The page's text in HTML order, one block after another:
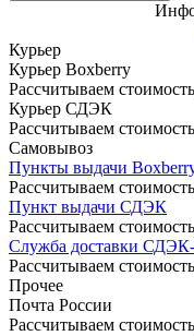
Курьер
Курьер Boxberry
Рассчитываем
Курьер СДЭК
Рассчитываем
Самовывоз
Пункты выдачи
Рассчитываем
Пункт выдачи СДЭК
Рассчитываем
Служба доставки
Рассчитываем
Прочее
Почта России
Рассчитываем